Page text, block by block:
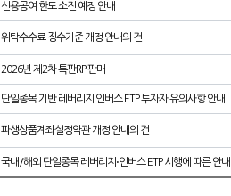
신용공여 한도 소진 예정 안내
위탁수수료 징수기준 개정 안내의 건
2026년 제2차 특판RP 판매
단일종목 기반 레버리지·인버스 ETP 투자자 유의사항 안내
파생상품계좌설정약관 개정 안내의 건
국내/해외 단일종목 레버리지⋅인버스 ETP 시행에 따른 안내